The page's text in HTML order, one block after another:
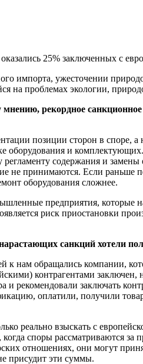
25% заключенных с
импорта, ужесточении
на проблемах экологии,
рекордное санкционное
позиции сторон в споре, а
оборудования и
регламенту содержания и
принимаются. Если раньше
оборудования сложнее.
предприятия, которые
риск приостановки
санкций хотели
к нам обращались компании,
контрагентами
и рекомендовали заключать
оплатили, получили
реально взыскать с
споры рассматриваются
отношениях, они могут
присудит эти суммы.